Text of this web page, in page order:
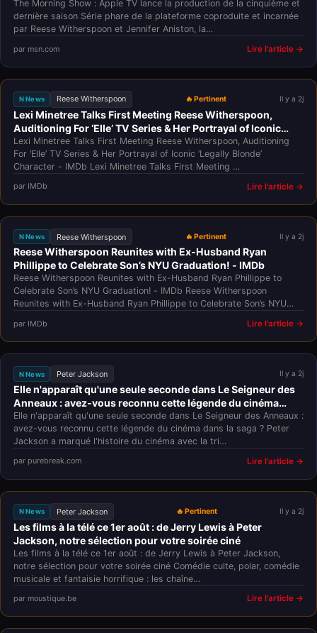
The Morning Show : Apple TV lance la production de la cinquième et
dernière saison Série phare de la plateforme coproduite et incarnée
par Reese Witherspoon et Jennifer Aniston, la…
par msn.com Lire l'article →
N News Reese Witherspoon 🔥 Pertinent Il y a 2j
Lexi Minetree Talks First Meeting Reese Witherspoon,
Auditioning For ‘Elle’ TV Series & Her Portrayal of Iconic
‘Legally Blonde’ Character - IMDb
Lexi Minetree Talks First Meeting Reese Witherspoon, Auditioning
For ‘Elle’ TV Series & Her Portrayal of Iconic ‘Legally Blonde’
Character - IMDb Lexi Minetree Talks First Meeting …
par IMDb Lire l'article →
N News Reese Witherspoon 🔥 Pertinent Il y a 2j
Reese Witherspoon Reunites with Ex-Husband Ryan
Phillippe to Celebrate Son’s NYU Graduation! - IMDb
Reese Witherspoon Reunites with Ex-Husband Ryan Phillippe to
Celebrate Son’s NYU Graduation! - IMDb Reese Witherspoon
Reunites with Ex-Husband Ryan Phillippe to Celebrate Son’s NYU…
par IMDb Lire l'article →
N News Peter Jackson Il y a 2j
Elle n'apparaît qu'une seule seconde dans Le Seigneur des
Anneaux : avez-vous reconnu cette légende du cinéma
dans la saga ?
Elle n'apparaît qu'une seule seconde dans Le Seigneur des Anneaux :
avez-vous reconnu cette légende du cinéma dans la saga ? Peter
Jackson a marqué l'histoire du cinéma avec la tri…
par purebreak.com Lire l'article →
N News Peter Jackson 🔥 Pertinent Il y a 2j
Les films à la télé ce 1er août : de Jerry Lewis à Peter
Jackson, notre sélection pour votre soirée ciné
Les films à la télé ce 1er août : de Jerry Lewis à Peter Jackson,
notre sélection pour votre soirée ciné Comédie culte, polar, comédie
musicale et fantaisie horrifique : les chaîne…
par moustique.be Lire l'article →